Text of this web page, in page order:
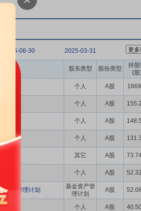
2025-06-30 2025-03-31
股东类型 股份类型
持股
(股
个人 A股
个人 A股
个人 A股
个人 A股
其它 A股
个人 A股
资产管理计划
基金资产管
理计划
A股
个人 A股